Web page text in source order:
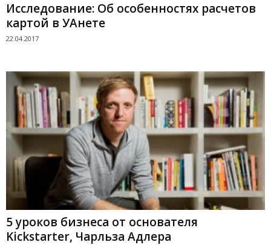
Исследование: Об особенностях расчетов
картой в УАнете
22.04.2017
5 уроков бизнеса от основателя
Kickstarter, Чарльза Адлера